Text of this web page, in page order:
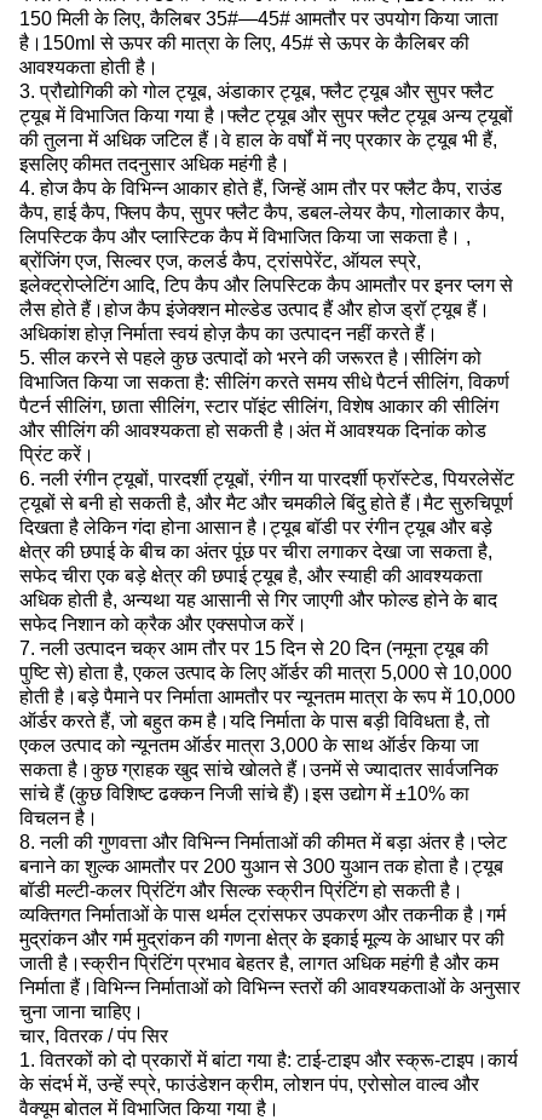
150 मिली के लिए, कैलिबर 35#—45# आमतौर पर उपयोग किया जाता
है।150ml से ऊपर की मात्रा के लिए, 45# से ऊपर के कैलिबर की
आवश्यकता होती है।
3. प्रौद्योगिकी को गोल ट्यूब, अंडाकार ट्यूब, फ्लैट ट्यूब और सुपर फ्लैट
ट्यूब में विभाजित किया गया है।फ्लैट ट्यूब और सुपर फ्लैट ट्यूब अन्य ट्यूबों
की तुलना में अधिक जटिल हैं।वे हाल के वर्षों में नए प्रकार के ट्यूब भी हैं,
इसलिए कीमत तदनुसार अधिक महंगी है।
4. होज कैप के विभिन्न आकार होते हैं, जिन्हें आम तौर पर फ्लैट कैप, राउंड
कैप, हाई कैप, फ्लिप कैप, सुपर फ्लैट कैप, डबल-लेयर कैप, गोलाकार कैप,
लिपस्टिक कैप और प्लास्टिक कैप में विभाजित किया जा सकता है। ,
ब्रोंजिंग एज, सिल्वर एज, कलर्ड कैप, ट्रांसपेरेंट, ऑयल स्प्रे,
इलेक्ट्रोप्लेटिंग आदि, टिप कैप और लिपस्टिक कैप आमतौर पर इनर प्लग से
लैस होते हैं।होज कैप इंजेक्शन मोल्डेड उत्पाद हैं और होज ड्रॉ ट्यूब हैं।
अधिकांश होज़ निर्माता स्वयं होज़ कैप का उत्पादन नहीं करते हैं।
5. सील करने से पहले कुछ उत्पादों को भरने की जरूरत है।सीलिंग को
विभाजित किया जा सकता है: सीलिंग करते समय सीधे पैटर्न सीलिंग, विकर्ण
पैटर्न सीलिंग, छाता सीलिंग, स्टार पॉइंट सीलिंग, विशेष आकार की सीलिंग
और सीलिंग की आवश्यकता हो सकती है।अंत में आवश्यक दिनांक कोड
प्रिंट करें।
6. नली रंगीन ट्यूबों, पारदर्शी ट्यूबों, रंगीन या पारदर्शी फ्रॉस्टेड, पियरलेसेंट
ट्यूबों से बनी हो सकती है, और मैट और चमकीले बिंदु होते हैं।मैट सुरुचिपूर्ण
दिखता है लेकिन गंदा होना आसान है।ट्यूब बॉडी पर रंगीन ट्यूब और बड़े
क्षेत्र की छपाई के बीच का अंतर पूंछ पर चीरा लगाकर देखा जा सकता है,
सफेद चीरा एक बड़े क्षेत्र की छपाई ट्यूब है, और स्याही की आवश्यकता
अधिक होती है, अन्यथा यह आसानी से गिर जाएगी और फोल्ड होने के बाद
सफेद निशान को क्रैक और एक्सपोज करें।
7. नली उत्पादन चक्र आम तौर पर 15 दिन से 20 दिन (नमूना ट्यूब की
पुष्टि से) होता है, एकल उत्पाद के लिए ऑर्डर की मात्रा 5,000 से 10,000
होती है।बड़े पैमाने पर निर्माता आमतौर पर न्यूनतम मात्रा के रूप में 10,000
ऑर्डर करते हैं, जो बहुत कम है।यदि निर्माता के पास बड़ी विविधता है, तो
एकल उत्पाद को न्यूनतम ऑर्डर मात्रा 3,000 के साथ ऑर्डर किया जा
सकता है।कुछ ग्राहक खुद सांचे खोलते हैं।उनमें से ज्यादातर सार्वजनिक
सांचे हैं (कुछ विशिष्ट ढक्कन निजी सांचे हैं)।इस उद्योग में ±10% का
विचलन है।
8. नली की गुणवत्ता और विभिन्न निर्माताओं की कीमत में बड़ा अंतर है।प्लेट
बनाने का शुल्क आमतौर पर 200 युआन से 300 युआन तक होता है।ट्यूब
बॉडी मल्टी-कलर प्रिंटिंग और सिल्क स्क्रीन प्रिंटिंग हो सकती है।
व्यक्तिगत निर्माताओं के पास थर्मल ट्रांसफर उपकरण और तकनीक है।गर्म
मुद्रांकन और गर्म मुद्रांकन की गणना क्षेत्र के इकाई मूल्य के आधार पर की
जाती है।स्क्रीन प्रिंटिंग प्रभाव बेहतर है, लागत अधिक महंगी है और कम
निर्माता हैं।विभिन्न निर्माताओं को विभिन्न स्तरों की आवश्यकताओं के अनुसार
चुना जाना चाहिए।
चार, वितरक / पंप सिर
1. वितरकों को दो प्रकारों में बांटा गया है: टाई-टाइप और स्क्रू-टाइप।कार्य
के संदर्भ में, उन्हें स्प्रे, फाउंडेशन क्रीम, लोशन पंप, एरोसोल वाल्व और
वैक्यूम बोतल में विभाजित किया गया है।